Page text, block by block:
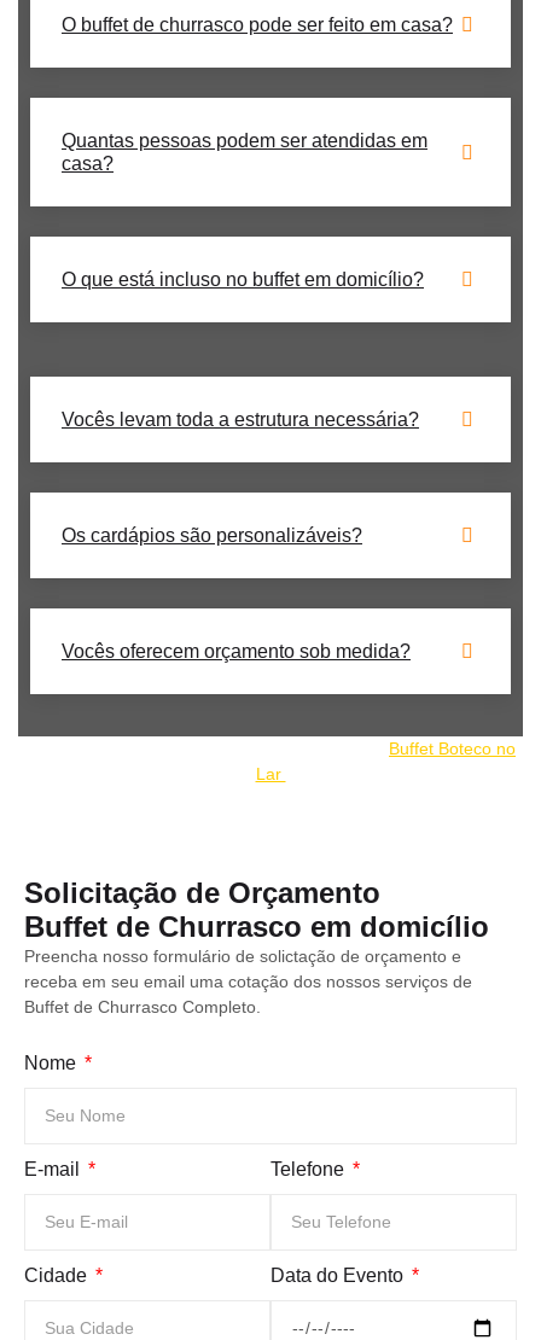
O buffet de churrasco pode ser feito em casa?
Quantas pessoas podem ser atendidas em
casa?
O que está incluso no buffet em domicílio?
Vocês levam toda a estrutura necessária?
Os cardápios são personalizáveis?
Vocês oferecem orçamento sob medida?
Buffet Boteco no
Lar
Solicitação de Orçamento
Buffet de Churrasco em domicílio
Preencha nosso formulário de solictação de orçamento e
receba em seu email uma cotação dos nossos serviços de
Buffet de Churrasco Completo.
Nome
E-mail Telefone
Cidade Data do Evento